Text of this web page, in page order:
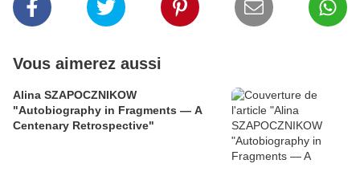
Vous aimerez aussi
Alina SZAPOCZNIKOW
"Autobiography in Fragments — A
Centenary Retrospective"